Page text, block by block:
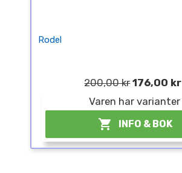
Rodel
200,00 kr 176,00 kr
Varen har varianter
 INFO & BOK